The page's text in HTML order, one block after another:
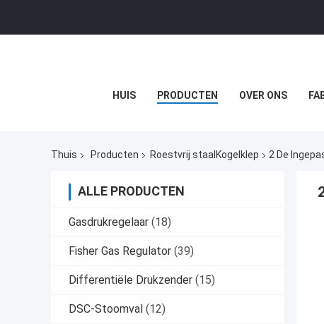
HUIS PRODUCTEN OVER ONS
Thuis Producten Roestvrij staalKogelklep 2 De
ALLE PRODUCTEN
Gasdrukregelaar (18)
Fisher Gas Regulator (39)
Differentiële Drukzender (15)
DSC-Stoomval (12)